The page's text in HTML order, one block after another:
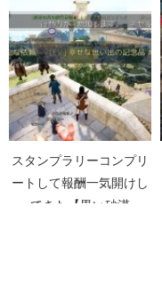
い砂漠Part3510】
スタンプラリーコンプリ
ートして報酬一気開けし
てきた【黒い砂漠